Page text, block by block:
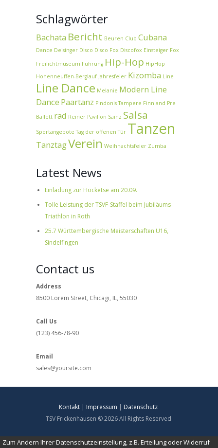
Schlagwörter
Bachata Bericht Beuren Club Cubana
Dance Deisinger Disco Disco Fox Discofox Einsteiger Fox
Freilichtmuseum Führung Hip-Hop HipHop
Hohenneuffen-Berglauf Jahresfeier Kizomba Line
Line Dance Melanie Modern Line
Dance Paartanz Pindonis Tampere Finnland Pre
Ballett rad Reiner Pavillon Sainz Salsa
Sportangebote Tag der offenen Tür Tanzen
TanztagVerein Weihnachtsfeier Zumba
Latest News
Einladung zur Hocketse am 20.09.
Tolle Leistung der TSVF-Staffel beim Jubiläums-
Triathlon in Roth
25.7 Württembergische Meisterschaften U16,
Sindelfingen
Contact us
Address
8500 Lorem Street, Chicagi, IL, 55030
Call Us
(123) 456-78-90
Email
sales@yoursite.com
Kontakt | Impressum | Datenschutz
TSV Frickenhausen © 2026 All Rights Reserved
Zum Ändern Ihrer Datenschutzeinstellung, z.B. Erteilung oder Widerruf